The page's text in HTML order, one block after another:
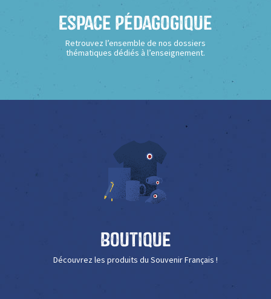
Espace Pédagogique
Retrouvez l’ensemble de nos dossiers
thématiques dédiés à l’enseignement.
Boutique
Découvrez les produits du Souvenir Français !